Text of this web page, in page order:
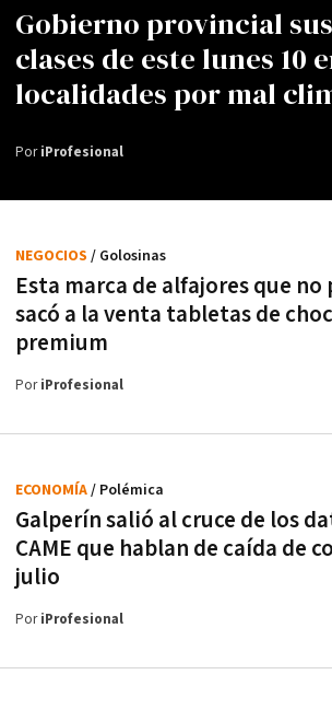
Gobierno provincial
clases de este lunes 10
localidades por mal
PoriProfesional
Esta marca de alfajores que no
sacó a la venta tabletas de
premium
NEGOCIOS / Golosinas
PoriProfesional
Galperín salió al cruce de los
CAME que hablan de caída de
julio
ECONOMÍA/ Polémica
PoriProfesional